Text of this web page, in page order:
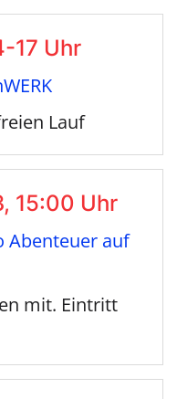
17 Uhr
Lauf
15:00 Uhr
Abenteuer auf
mit. Eintritt